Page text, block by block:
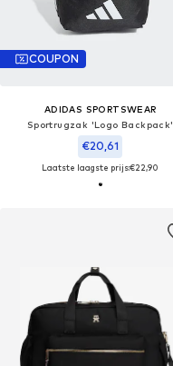
COUPON
ADIDAS SPORTSWEAR
Sportrugzak 'Logo Backpack'
€20,61
Laatste laagste prijs:€22,90